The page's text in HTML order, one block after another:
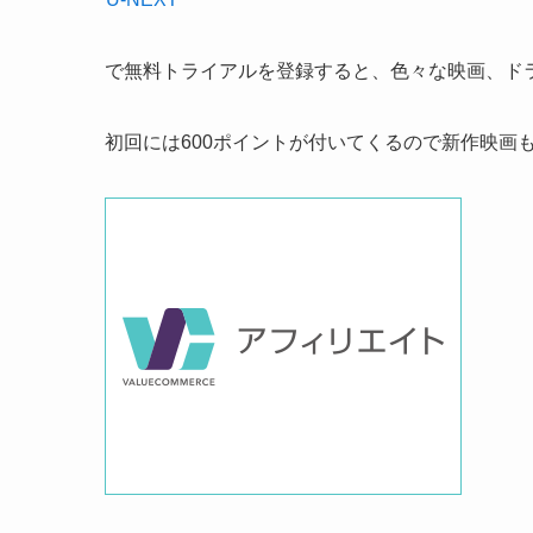
で無料トライアルを登録すると、色々な映画、ド
初回には600ポイントが付いてくるので新作映画